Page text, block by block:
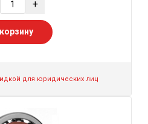
+
для юридических лиц